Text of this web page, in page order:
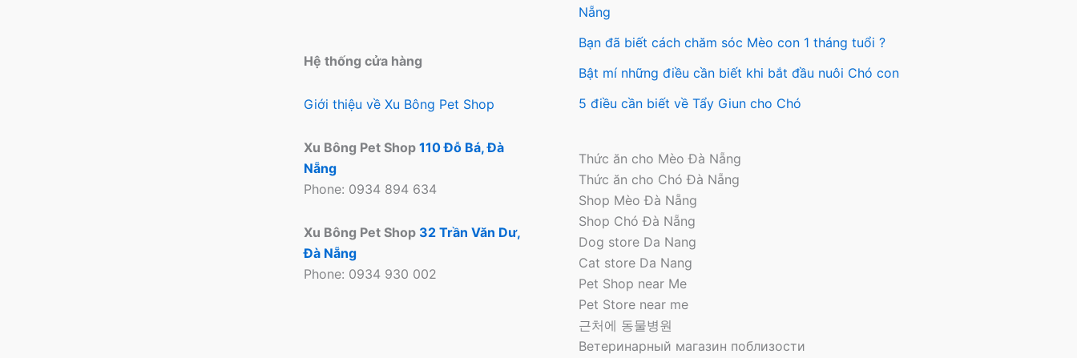
Hệ thống cửa hàng
Giới thiệu về Xu Bông Pet Shop
Xu Bông Pet Shop 110 Đỗ Bá, Đà
Nẵng
Phone: 0934 894 634
Xu Bông Pet Shop 32 Trần Văn Dư,
Đà Nẵng
Phone: 0934 930 002
Nẵng
Bạn đã biết cách chăm sóc Mèo con 1 tháng tuổi ?
Bật mí những điều cần biết khi bắt đầu nuôi Chó con
5 điều cần biết về Tẩy Giun cho Chó
Thức ăn cho Mèo Đà Nẵng
Thức ăn cho Chó Đà Nẵng
Shop Mèo Đà Nẵng
Shop Chó Đà Nẵng
Dog store Da Nang
Cat store Da Nang
Pet Shop near Me
Pet Store near me
근처에 동물병원
Ветеринарный магазин поблизости